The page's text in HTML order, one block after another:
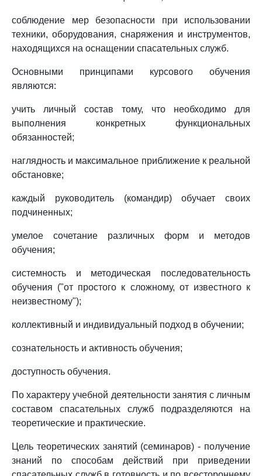
соблюдение мер безопасности при использовании
техники, оборудования, снаряжения и инструментов,
находящихся на оснащении спасательных служб.
Основными принципами курсового обучения
являются:
учить личный состав тому, что необходимо для
выполнения конкретных функциональных
обязанностей;
наглядность и максимальное приближение к реальной
обстановке;
каждый руководитель (командир) обучает своих
подчиненных;
умелое сочетание различных форм и методов
обучения;
системность и методическая последовательность
обучения ("от простого к сложному, от известного к
неизвестному");
коллективный и индивидуальный подход в обучении;
сознательность и активность обучения;
доступность обучения.
По характеру учебной деятельности занятия с личным
составом спасательных служб подразделяются на
теоретические и практические.
Цель теоретических занятий (семинаров) - получение
знаний по способам действий при приведении